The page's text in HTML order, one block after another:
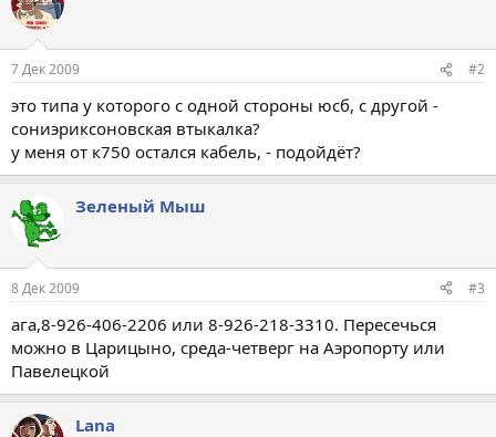
7 Дек 2009 #2
это типа у которого с одной стороны юсб, с другой -
сониэриксоновская втыкалка?
у меня от к750 остался кабель, - подойдёт?
Зеленый Мыш
8 Дек 2009 #3
ага,8-926-406-2206 или 8-926-218-3310. Пересечься
можно в Царицыно, среда-четверг на Аэропорту или
Павелецкой
Lana